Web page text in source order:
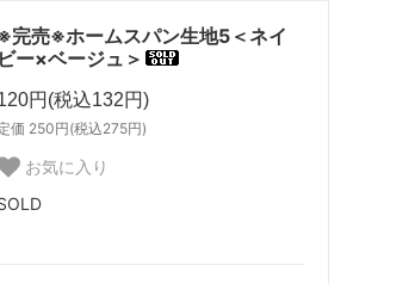
完売※ホームスパン生地5＜ネイ
ビー×ベージュ＞
円(税込132円)
価 250円(税込275円)
お気に入り